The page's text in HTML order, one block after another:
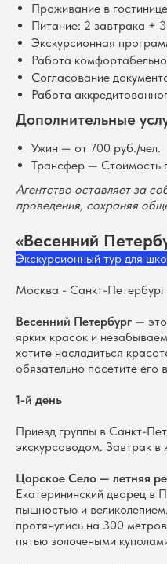
Проживание в
Питание: 2 завтрака +
Экскурсионная
Работа
Согласование
Работа
Дополнительные
Ужин — от 700 руб./чел.
Трансфер — Стоимость
Агентство оставляет за
проведения, сохраняя
«Весенний
Экскурсионный тур для
Москва - Санкт-
Весенний Петербург —
ярких красок и
хотите насладиться
обязательно посетите его
1-й день
Приезд группы в Санкт-
экскурсоводом. Завтрак в
Царское Село — летняя
Екатерининский дворец в
пышностью и
протянулись на 300
пятью золочеными